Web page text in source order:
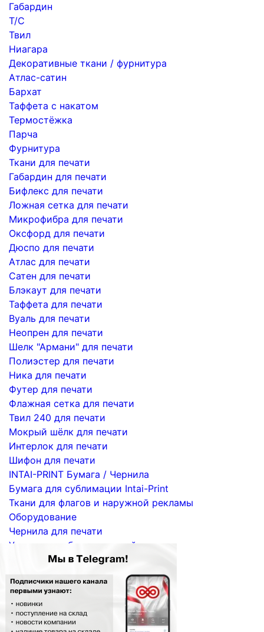
Габардин
Т/С
Твил
Ниагара
Декоративные ткани / фурнитура
Атлас-сатин
Бархат
Таффета с накатом
Термостёжка
Парча
Фурнитура
Ткани для печати
Габардин для печати
Бифлекс для печати
Ложная сетка для печати
Микрофибра для печати
Оксфорд для печати
Дюспо для печати
Атлас для печати
Сатен для печати
Блэкаут для печати
Таффета для печати
Вуаль для печати
Неопрен для печати
Шелк "Армани" для печати
Полиэстер для печати
Ника для печати
Футер для печати
Флажная сетка для печати
Твил 240 для печати
Мокрый шёлк для печати
Интерлок для печати
Шифон для печати
INTAI-PRINT Бумага / Чернила
Бумага для сублимации Intai-Print
Ткани для флагов и наружной рекламы
Оборудование
Чернила для печати
Услуги по сублимационной печати